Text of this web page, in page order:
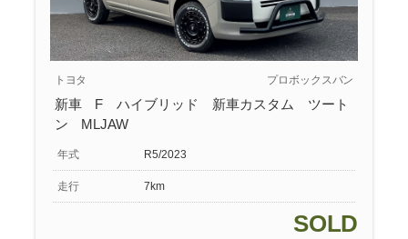
トヨタ プロボックスバン
新車 F ハイブリッド 新車カスタム ツート
ン MLJAW
年式 R5/2023
走行 7km
SOLD